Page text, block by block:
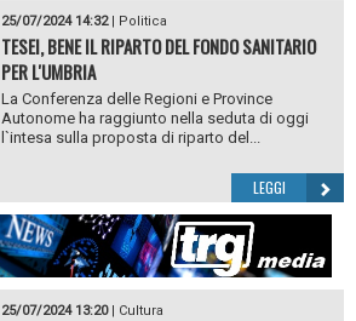
25/07/2024 14:32| Politica
TESEI, BENE IL RIPARTO DEL FONDO SANITARIO
PER L'UMBRIA
La Conferenza delle Regioni e Province
Autonome ha raggiunto nella seduta di oggi
l`intesa sulla proposta di riparto del...
LEGGI
25/07/2024 13:20| Cultura